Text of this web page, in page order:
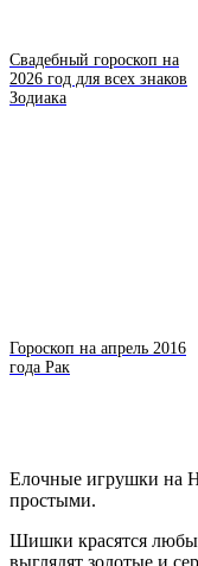
Свадебный гороскоп на
2026 год для всех знаков
Зодиака
Гороскоп на апрель 2016
года Рак
Елочные игрушки на
простыми.
Шишки красятся
выглядят золотые и